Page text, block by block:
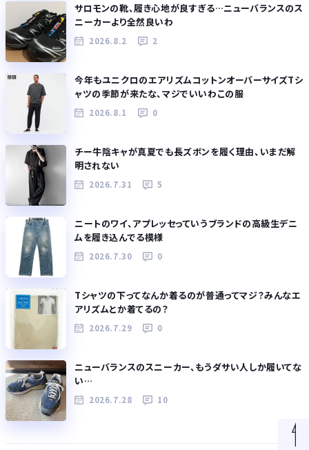
サロモンの靴、履き心地が良すぎる…ニューバランスのス
ニーカーより全然良いわ
2026.8.2 2
今年もユニクロのエアリズムコットンオーバーサイズTシ
ャツの季節が来たな、マジでいいわこの服
2026.8.1 0
チー牛陰キャが真夏でも長ズボンを履く理由、いまだ解
明されない
2026.7.31 5
ニートのワイ、アプレッセっていうブランドの高級生デニ
ムを履き込んでる模様
2026.7.30 0
Tシャツの下ってなんか着るのが普通ってマジ？みんなエ
アリズムとか着てるの？
2026.7.29 0
ニューバランスのスニーカー、もうダサい人しか履いてな
い…
2026.7.28 10